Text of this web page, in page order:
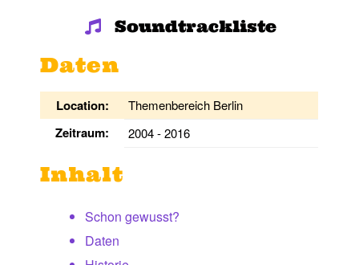
Soundtrackliste
Daten
Location: Themenbereich Berlin
Zeitraum: 2004 - 2016
Inhalt
Schon gewusst?
Daten